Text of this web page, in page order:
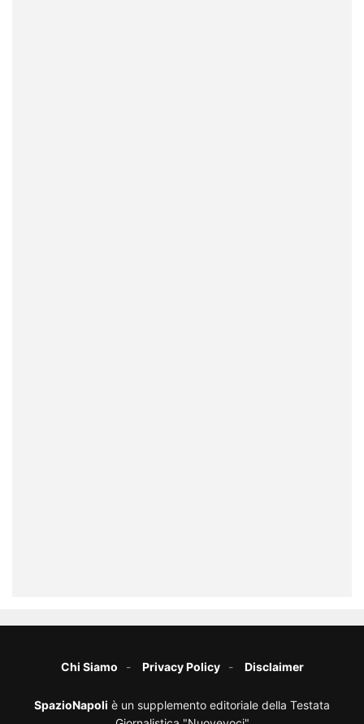
Chi Siamo Privacy Policy Disclaimer
SpazioNapoli è un supplemento editoriale della Testata